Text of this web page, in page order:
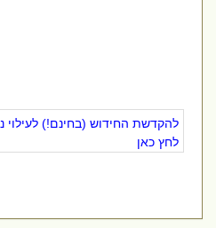
להקדשת החידוש (בחינם!) לעילוי
לחץ כאן